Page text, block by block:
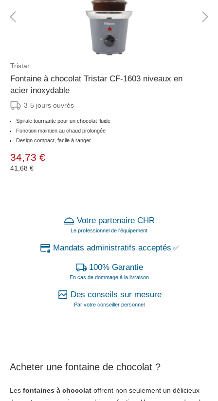
Tristar
Fontaine à chocolat Tristar CF-1603 niveaux en
acier inoxydable
3-5 jours ouvrés
Spirale tournante pour un chocolat fluide
Fonction maintien au chaud prolongée
Design compact, facile à ranger
34,73 €
41,68 €
Votre partenaire CHR
Le professionnel de l'équipement
Mandats administratifs acceptés ✅
100% Garantie
En cas de dommage à la livraison
Des conseils sur mesure
Par votre conseiller personnel
Acheter une fontaine de chocolat ?
Les fontaines à chocolat offrent non seulement un délicieux